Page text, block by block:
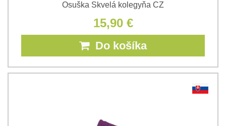
Osuška Skvelá kolegyňa CZ
15,90 €
Do košíka